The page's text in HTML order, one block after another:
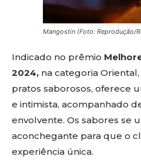
Mangostin (Foto: Reprodução/
Indicado no prêmio
2024, na categoria
pratos saborosos, oferece
e intimista, acompanhado
envolvente. Os sabores se
aconchegante para que o
experiência única.